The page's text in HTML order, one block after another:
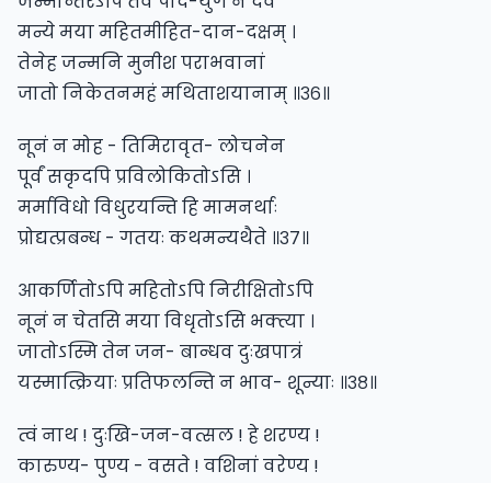
मन्ये मया महितमीहित-दान-दक्षम् ।
तेनेह जन्मनि मुनीश पराभवानां
जातो निकेतनमहं मथिताशयानाम् ॥३६॥
नूनं न मोह - तिमिरावृत- लोचनेन
पूर्वं सकृदपि प्रविलोकितोऽसि ।
मर्माविधो विधुरयन्ति हि मामनर्थाः
प्रोद्यत्प्रबन्ध - गतयः कथमन्यथैते ॥३७॥
आकर्णितोऽपि महितोऽपि निरीक्षितोऽपि
नूनं न चेतसि मया विधृतोऽसि भक्त्या ।
जातोऽस्मि तेन जन- बान्धव दुःखपात्रं
यस्मात्क्रियाः प्रतिफलन्ति न भाव- शून्याः ॥३८॥
त्वं नाथ ! दुःखि-जन-वत्सल ! हे शरण्य !
कारुण्य- पुण्य - वसते ! वशिनां वरेण्य !